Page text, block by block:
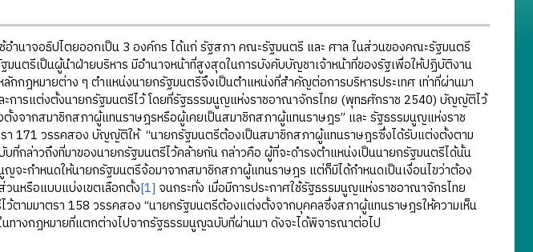
นาจอธิปไตยออกเป็น 3 องค์กร ได้แก่ รัฐสภา คณะรัฐมนตรี และ ศาล ในส่วนของคณะรัฐมนตรี
นตรีเป็นผู้นำฝ่ายบริหาร มีอำนาจหน้าที่สูงสุดในการบังคับบัญชาเจ้าหน้าที่ของรัฐเพื่อให้ปฏิบัติงาน
กฎหมายต่าง ๆ ตำแหน่งนายกรัฐมนตรีจึงเป็นตำแหน่งที่สำคัญต่อการบริหารประเทศ เท่าที่ผ่านมา
การแต่งตั้งนายกรัฐมนตรีไว้ โดยที่รัฐธรรมนูญแห่งราชอาณาจักรไทย (พุทธศักราช 2540) บัญญัติไว้
งจากสมาชิกสภาผู้แทนราษฎรหรือผู้เคยเป็นสมาชิกสภาผู้แทนราษฎร” และ รัฐธรรมนูญแห่งราช
171 วรรคสอง บัญญัติให้ “นายกรัฐมนตรีต้องเป็นสมาชิกสภาผู้แทนราษฎรซึ่งได้รับแต่งตั้งตาม
ล่าวถึงที่มาของนายกรัฐมนตรีไว้คล้ายกัน กล่าวคือ ผู้ที่จะดำรงตำแหน่งเป็นนายกรัฐมนตรีได้นั้น
ะกำหนดให้นายกรัฐมนตรีจ้อมาจากสมาชิกสภาผู้แทนราษฎร แต่ก็มิได้กำหนดเป็นเงื่อนไขว่าต้อง
นหรือแบบแบ่งเขตเลือกตั้ง[1] จนกระทั่ง เมื่อมีการประกาศใช้รัฐธรรมนูญแห่งราชอาณาจักรไทย
ตามมาตรา 158 วรรคสอง “นายกรัฐมนตรีต้องแต่งตั้งจากบุคคลซึ่งสภาผู้แทนราษฎรให้ความเห็น
างกฎหมายที่แตกต่างไปจากรัฐธรรมนูญฉบับที่ผ่านมา ดังจะได้พิจารณาต่อไป